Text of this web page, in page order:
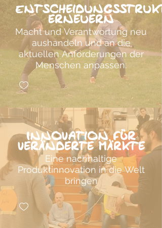
erneuern
Macht und Verantwortung neu
aushandeln und an die
aktuellen Anforderungen der
Menschen anpassen.
Innovation für
veränderte Märkte
Eine nachhaltige
Produktinnovation in die Welt
bringen